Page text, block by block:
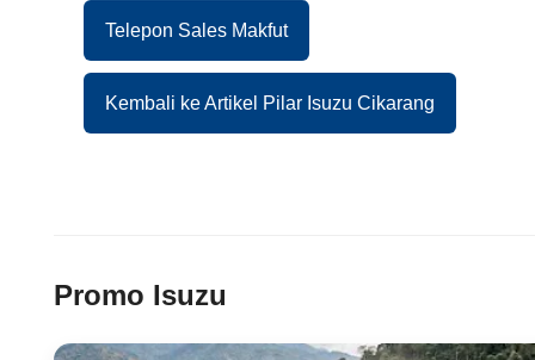
Telepon Sales Makfut
Kembali ke Artikel Pilar Isuzu Cikarang
Promo Isuzu